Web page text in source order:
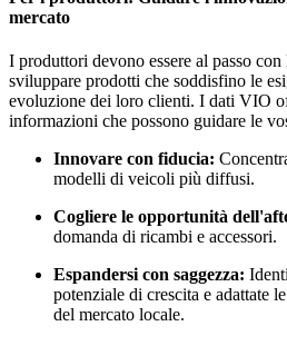
mercato
I produttori devono essere al passo
sviluppare prodotti che soddisfino le
evoluzione dei loro clienti. I dati VIO
informazioni che possono guidare le
Innovare con fiducia:
modelli di veicoli più diffusi.
Cogliere le opportunità
domanda di ricambi e accessori.
Espandersi con saggezza:
potenziale di crescita e adattate
del mercato locale.